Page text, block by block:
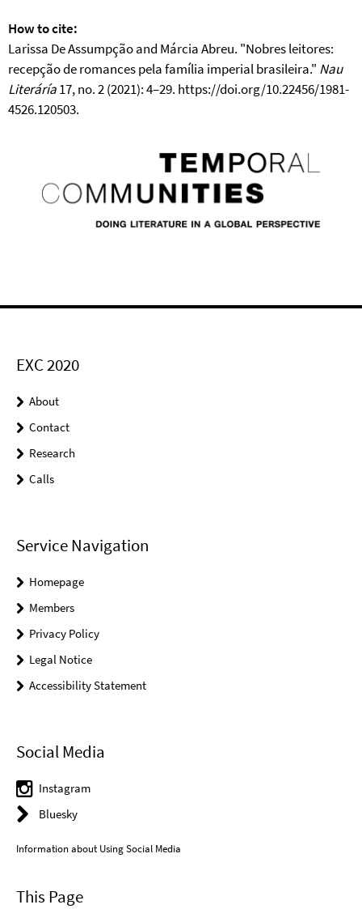
How to cite:
Larissa De Assumpção and Márcia Abreu. "Nobres leitores:
recepção de romances pela família imperial brasileira." Nau
Literáría17, no. 2 (2021): 4–29. https://doi.org/10.22456/1981-
4526.120503.
EXC 2020
About
Contact
Research
Calls
Service Navigation
Homepage
Members
Privacy Policy
Legal Notice
Accessibility Statement
Social Media
Instagram
Bluesky
Information about Using Social Media
This Page